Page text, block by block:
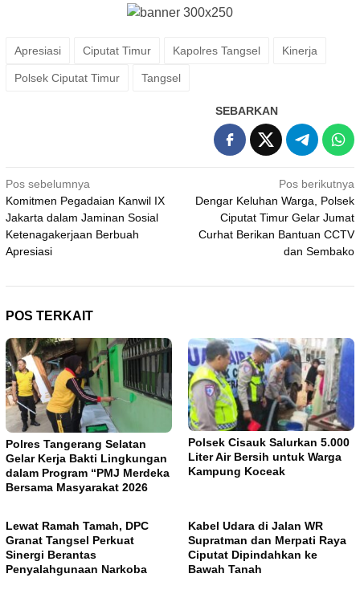
Apresiasi Ciputat Timur Kapolres Tangsel Kinerja
Polsek Ciputat Timur Tangsel
SEBARKAN
Navigasi
pos
Pos sebelumnya
Komitmen Pegadaian Kanwil IX
Jakarta dalam Jaminan Sosial
Ketenagakerjaan Berbuah
Apresiasi
Pos berikutnya
Dengar Keluhan Warga, Polsek
Ciputat Timur Gelar Jumat
Curhat Berikan Bantuan CCTV
dan Sembako
POS TERKAIT
Polres Tangerang Selatan
Gelar Kerja Bakti Lingkungan
dalam Program “PMJ Merdeka
Bersama Masyarakat 2026
Polsek Cisauk Salurkan 5.000
Liter Air Bersih untuk Warga
Kampung Koceak
Lewat Ramah Tamah, DPC
Granat Tangsel Perkuat
Sinergi Berantas
Penyalahgunaan Narkoba
Kabel Udara di Jalan WR
Supratman dan Merpati Raya
Ciputat Dipindahkan ke
Bawah Tanah